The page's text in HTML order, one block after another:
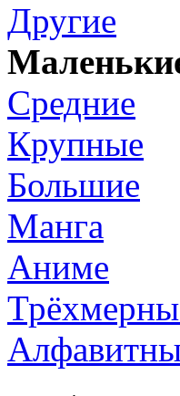
Другие
Средние
Крупные
Большие
Манга
Аниме